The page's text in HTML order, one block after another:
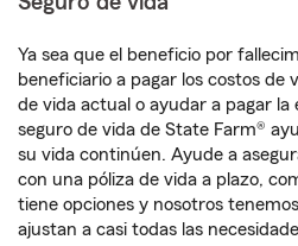
Ya sea que el beneficio por
beneficiario a pagar los costos de
de vida actual o ayudar a pagar la
seguro de vida de State Farm®
su vida continúen. Ayude a
con una póliza de vida a plazo,
tiene opciones y nosotros
ajustan a casi todas las